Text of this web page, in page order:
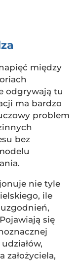
między
odgrywają tu
ma bardzo
problem
bez
nie tyle
ile
się
założyciela,